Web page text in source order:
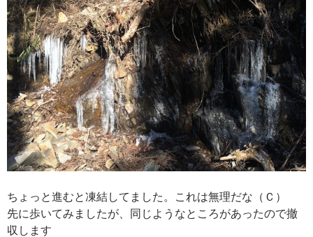
ちょっと進むと凍結してました。これは無理だな（Ｃ）
先に歩いてみましたが、同じようなところがあったので撤
収します